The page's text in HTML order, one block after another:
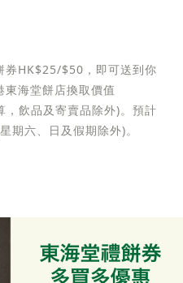
券HK$25/$50，即可送到你
東海堂餅店換取價值
飲品及寄賣品除外)。預計
期六、日及假期除外)。